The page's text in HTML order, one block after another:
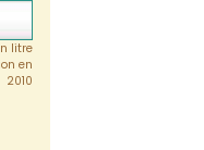
litre
en
2010